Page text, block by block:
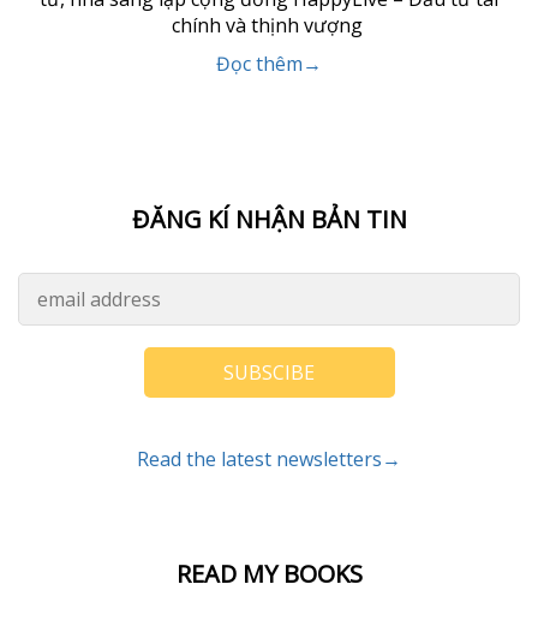
READ MY BOOKS
chính và thịnh vượng
Đọc thêm→
ĐĂNG KÍ NHẬN BẢN TIN
SUBSCIBE
Read the latest newsletters→